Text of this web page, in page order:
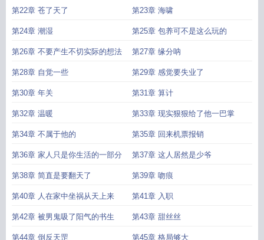
找第二个呀
第22章 苍了天了 第23章 海啸
第24章 潮湿 第25章 包养可不是这么玩的
第26章 不要产生不切实际的想法 第27章 缘分呐
第28章 自觉一些 第29章 感觉要失业了
第30章 年关 第31章 算计
第32章 温暖 第33章 现实狠狠给了他一巴掌
第34章 不属于他的 第35章 回来机票报销
第36章 家人只是你生活的一部分 第37章 这人居然是少爷
第38章 简直是要翻天了 第39章 吻痕
第40章 人在家中坐祸从天上来 第41章 入职
第42章 被男鬼吸了阳气的书生 第43章 甜丝丝
第44章 倒反天罡 第45章 格局够大